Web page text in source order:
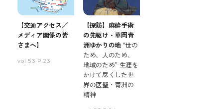
【交通アクセス／
メディア関係の皆
さまへ】
vol.53 P.23
【探訪】麻酔手術
の先駆け・華岡青
洲ゆかりの地 “世の
ため、人のため、
地域のため” 生涯を
かけて尽くした世
界の医聖・青洲の
精神